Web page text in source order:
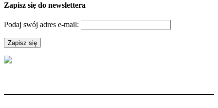
Zapisz się do newslettera
Podaj swój adres e-mail: